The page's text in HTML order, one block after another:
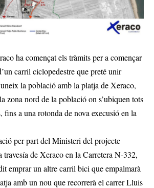
ha començat els tràmits per a començar
carril ciclopedestre que preté unir
la població amb la platja de Xeraco,
zona nord de la població on s’ubiquen tots
fins a una rotonda de nova execusió en la
per part del Ministeri del projecte
travesía de Xeraco en la Carretera N-332,
emprar un altre carril bici que empalmarà
amb un nou que recorrerà el carrer Lluis